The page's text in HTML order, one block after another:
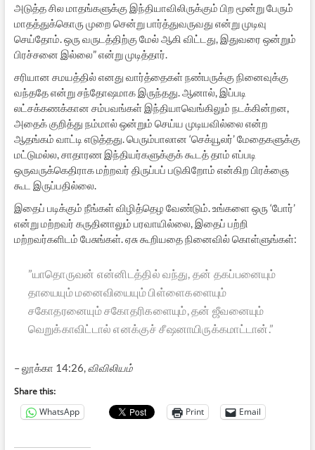
அடுத்த சில மாதங்களுக்கு இந்தியாவிலிருக்கும் பிற மூன்று பேரும்
மாதத்துக்கொரு முறை சென்று பார்த்துவருவது என்று முடிவு
செய்தோம். ஒரு வருடத்திற்கு மேல் ஆகி விட்டது, இதுவரை ஒன்றும்
பிரச்சனை இல்லை” என்று முடித்தார்.
சரியான சமயத்தில் எனது வார்த்தைகள் நண்பருக்கு நினைவுக்கு
வந்ததே என்று சந்தோஷமாக இருந்தது. ஆனால், இப்படி
லட்சக்கணக்கான சம்பவங்கள் இந்தியாவெங்கிலும் நடக்கின்றன,
அதைக் குறித்து நம்மால் ஒன்றும் செய்ய முடியவில்லை என்ற
ஆதங்கம் வாட்டி எடுத்தது. பெரும்பாலான ‘செக்யூலர்’ மேதைகளுக்கு
மட்டுமல்ல, சாதாரண இந்தியர்களுக்குக் கூடத் தாம் எப்படி
ஒருவருக்கெதிராக மற்றவர் திருப்பப் படுகிறோம் என்கிற பிரக்ஞை
கூட இருப்பதில்லை.
இதைப் படிக்கும் நீங்கள் விழித்தெழ வேண்டும். உங்களை ஒரு ‘போர்’
என்று மற்றவர் கருதினாலும் பரவாயில்லை, இதைப் பற்றி
மற்றவர்களிடம் பேசுங்கள். ஏசு கூறியதை நினைவில் கொள்ளுங்கள்:
”யாதொருவன் என்னிடத்தில் வந்து, தன் தகப்பனையும்
தாயையும் மனைவியையும் பிள்ளைகளையும்
சகோதரனையும் சகோதரிகளையும், தன் ஜீவனையும்
வெறுக்காவிட்டால் எனக்குச் சீஷனாயிருக்கமாட்டான்.”
– லூக்கா 14:26,விவிலியம்
Share this:
WhatsApp
Print Email